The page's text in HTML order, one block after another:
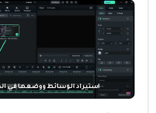
استيراد الوسائط ووضعها في